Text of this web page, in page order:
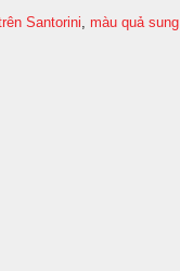
Santorini màu quả sung